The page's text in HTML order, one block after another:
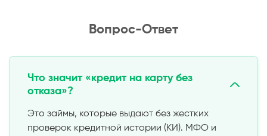
Вопрос-Ответ
Что значит «кредит на карту без
отказа»?
Это займы, которые выдают без жестких
проверок кредитной истории (КИ). МФО и